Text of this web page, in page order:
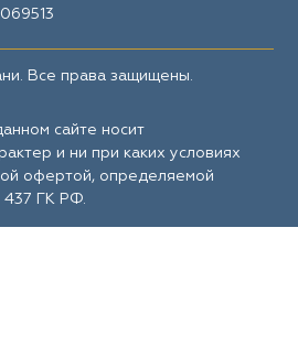
Все права защищены.
сайте носит
и ни при каких условиях
офертой, определяемой
437 ГК РФ.